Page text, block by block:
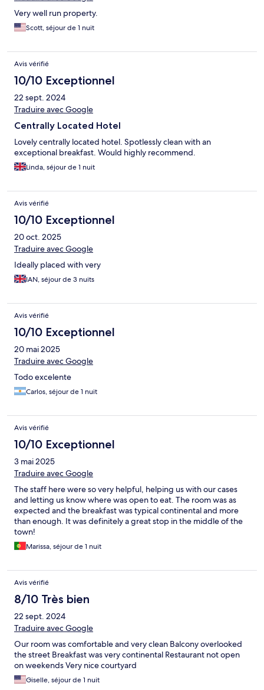
Very well run property.
Scott, séjour de 1 nuit
Avis vérifié
10/10 Exceptionnel
22 sept. 2024
Traduire avec Google
Centrally Located Hotel
Lovely centrally located hotel. Spotlessly clean with an
exceptional breakfast. Would highly recommend.
Linda, séjour de 1 nuit
Avis vérifié
10/10 Exceptionnel
20 oct. 2025
Traduire avec Google
Ideally placed with very
IAN, séjour de 3 nuits
Avis vérifié
10/10 Exceptionnel
20 mai 2025
Traduire avec Google
Todo excelente
Carlos, séjour de 1 nuit
Avis vérifié
10/10 Exceptionnel
3 mai 2025
Traduire avec Google
The staff here were so very helpful, helping us with our cases
and letting us know where was open to eat. The room was as
expected and the breakfast was typical continental and more
than enough. It was definitely a great stop in the middle of the
town!
Marissa, séjour de 1 nuit
Avis vérifié
8/10 Très bien
22 sept. 2024
Traduire avec Google
Our room was comfortable and very clean Balcony overlooked
the street Breakfast was very continental Restaurant not open
on weekends Very nice courtyard
Giselle, séjour de 1 nuit